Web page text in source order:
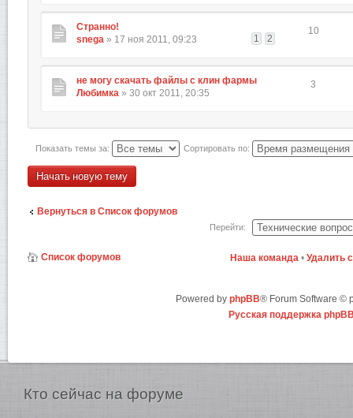
Странно!
1
2
snega » 17 ноя 2011, 09:23
10
не могу скачать файлы с клин фармы
Любимка » 30 окт 2011, 20:35
3
Показать темы за: Сортировать по:
Начать новую тему
Вернуться в Список форумов
Перейти:
Список форумов Наша команда • Удалить
Powered by phpBB® Forum Software ©
Русская поддержка
Кто сейчас на форуме